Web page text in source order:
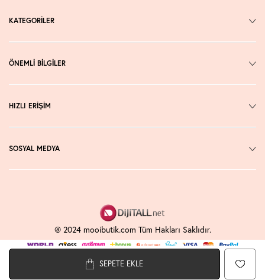
SEPETE EKLE
KATEGORİLER
ÖNEMLİ BİLGİLER
HIZLI ERİŞİM
SOSYAL MEDYA
@ 2024 mooibutik.com Tüm Hakları Saklıdır.
-SoftE-Ticaret